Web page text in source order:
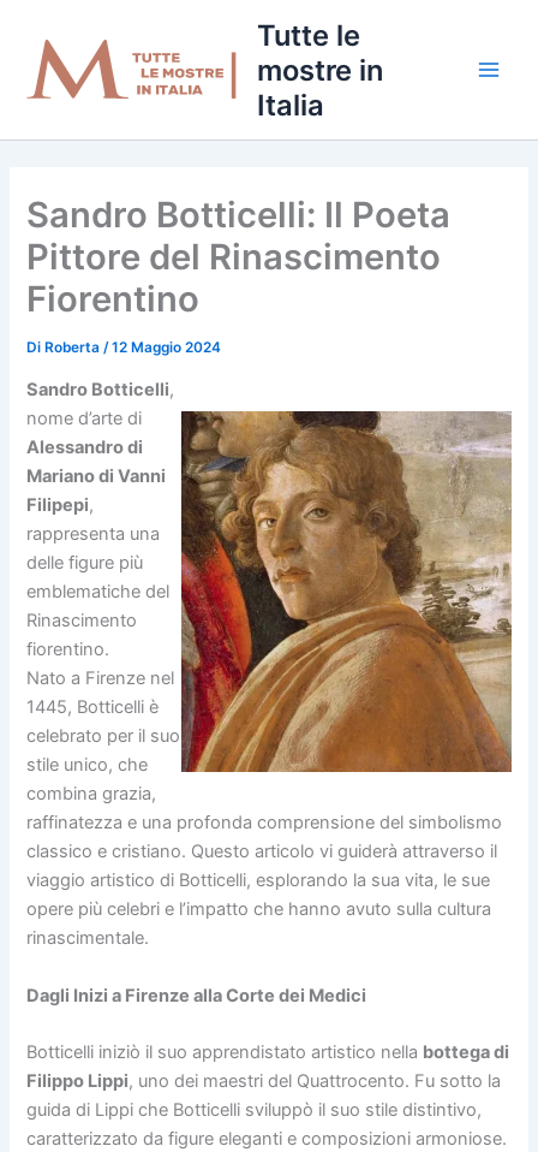
contenuto
Tutte le
mostre in
Italia
Sandro Botticelli: Il Poeta
Pittore del Rinascimento
Fiorentino
Di Roberta/12 Maggio 2024
Sandro Botticelli,
nome d’arte di
Alessandro di
Mariano di Vanni
Filipepi,
rappresenta una
delle figure più
emblematiche del
Rinascimento
fiorentino.
Nato a Firenze nel
1445, Botticelli è
celebrato per il suo
stile unico, che
combina grazia,
raffinatezza e una profonda comprensione del simbolismo
classico e cristiano. Questo articolo vi guiderà attraverso il
viaggio artistico di Botticelli, esplorando la sua vita, le sue
opere più celebri e l’impatto che hanno avuto sulla cultura
rinascimentale.
Dagli Inizi a Firenze alla Corte dei Medici
Botticelli iniziò il suo apprendistato artistico nella bottega di
Filippo Lippi, uno dei maestri del Quattrocento. Fu sotto la
guida di Lippi che Botticelli sviluppò il suo stile distintivo,
caratterizzato da figure eleganti e composizioni armoniose.